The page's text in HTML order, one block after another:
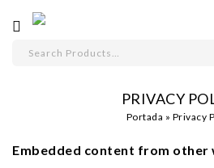
PRIVACY
Portada » Privacy
Embedded content from other